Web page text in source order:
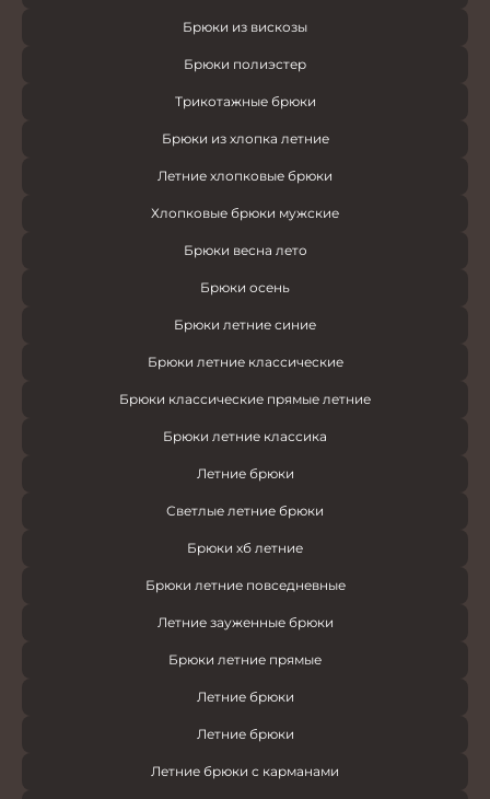
Брюки из вискозы
Брюки полиэстер
Трикотажные брюки
Брюки из хлопка летние
Летние хлопковые брюки
Хлопковые брюки мужские
Брюки весна лето
Брюки осень
Брюки летние синие
Брюки летние классические
Брюки классические прямые летние
Брюки летние классика
Летние брюки
Светлые летние брюки
Брюки хб летние
Брюки летние повседневные
Летние зауженные брюки
Брюки летние прямые
Летние брюки
Летние брюки
Летние брюки с карманами